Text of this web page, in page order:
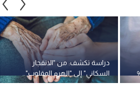
دراسة تكشف: من "الانفجار
السكاني" إلى "الهرم المقلوب"..
العالم يتجه نحو ذروة الشيخوخة